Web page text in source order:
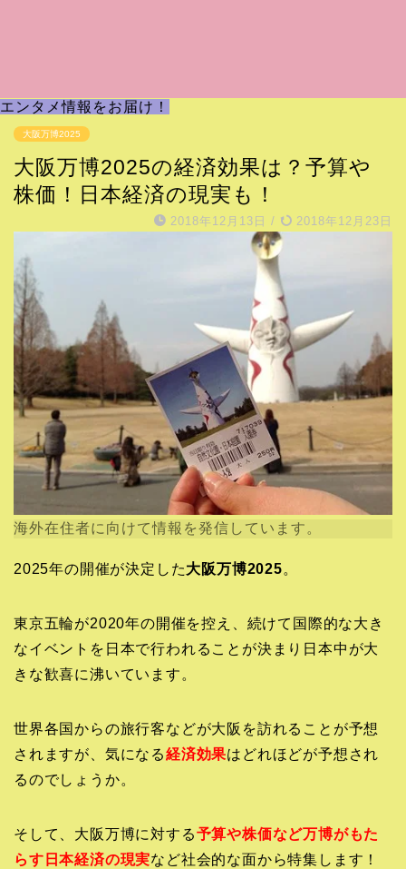
エンタメ情報をお届け！
大阪万博2025
大阪万博2025の経済効果は？予算や
株価！日本経済の現実も！
2018年12月13日 / 2018年12月23日
海外在住者に向けて情報を発信しています。
2025年の開催が決定した大阪万博2025。
東京五輪が2020年の開催を控え、続けて国際的な大き
なイベントを日本で行われることが決まり日本中が大
きな歓喜に沸いています。
世界各国からの旅行客などが大阪を訪れることが予想
されますが、気になる経済効果はどれほどが予想され
るのでしょうか。
そして、大阪万博に対する予算や株価など万博がもた
らす日本経済の現実など社会的な面から特集します！